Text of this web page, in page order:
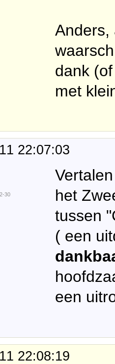
Anders,
dank
met
22:07:03
30
het
tussen
( een
een
22:08:19